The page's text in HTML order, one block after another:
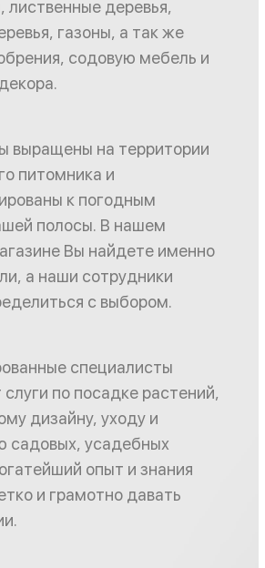
лиственные деревья,
газоны, а так же
содовую мебель и
выращены на территории
питомника и
к погодным
полосы. В нашем
Вы найдете именно
а наши сотрудники
с выбором.
специалисты
по посадке растений,
дизайну, уходу и
садовых, усадебных
опыт и знания
и грамотно давать